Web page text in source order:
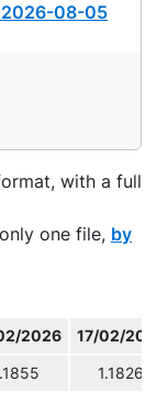
2026-08-05
with a full
one file, by
2026 17/02/2026
1.1826